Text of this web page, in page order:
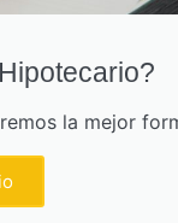
la mejor